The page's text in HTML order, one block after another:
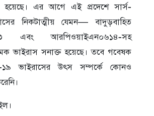
হয়েছে। এর আগে এই প্রদেশে সার্স-
নিকটাত্মীয় যেমন— বাদুড়বাহিত
এবং আরপিওয়াইএন০৬১৪-সহ
ভাইরাস সনাক্ত হয়েছে। তবে গবেষক
ভাইরাসের উৎস সম্পর্কে কোনও